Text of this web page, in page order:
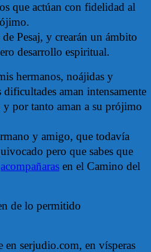
que actúan con fidelidad al
Pesaj, y crearán un ámbito
desarrollo espiritual.
hermanos, noájidas y
aman intensamente
por tanto aman a su prójimo
y amigo, que todavía
pero que sabes que
acompañaras en el Camino del
de lo permitido
serjudio.com, en vísperas